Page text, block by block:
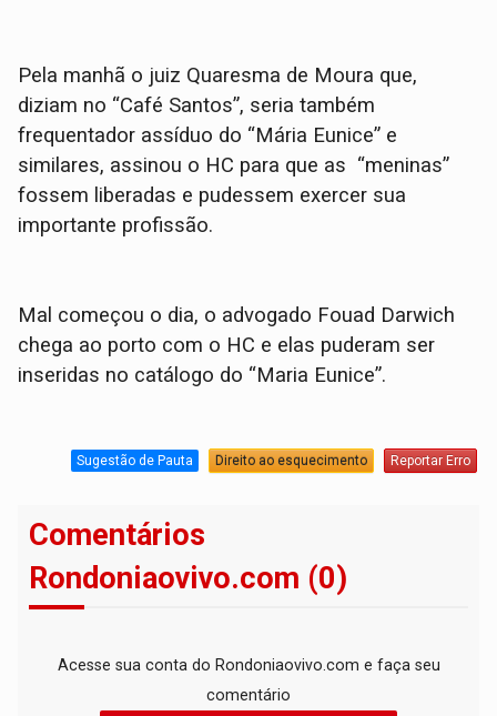
Pela manhã o juiz Quaresma de Moura que,
diziam no “Café Santos”, seria também
frequentador assíduo do “Mária Eunice” e
similares, assinou o HC para que as “meninas”
fossem liberadas e pudessem exercer sua
importante profissão.
Mal começou o dia, o advogado Fouad Darwich
chega ao porto com o HC e elas puderam ser
inseridas no catálogo do “Maria Eunice”.
Sugestão de Pauta Direito ao esquecimento Reportar Erro
Comentários
Rondoniaovivo.com (0)
Acesse sua conta do Rondoniaovivo.com e faça seu
comentário